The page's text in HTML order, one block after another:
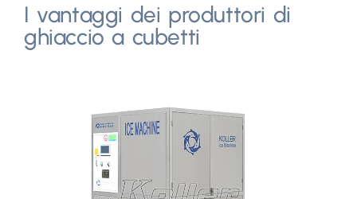
I vantaggi dei produttori di
ghiaccio a cubetti